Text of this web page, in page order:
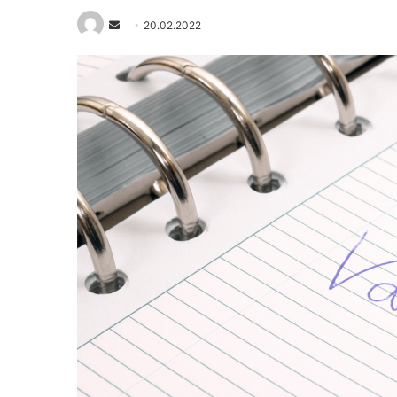
Send
email
20.02.2022
Хотел
Марина
Гранд
лято: